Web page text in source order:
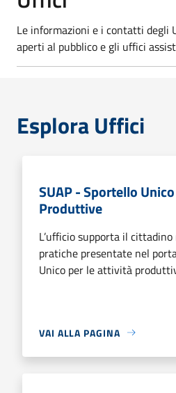
Le informazioni e i contatti degli
aperti al pubblico e gli uffici
Esplora Uffici
SUAP - Sportello
Produttive
L’ufficio supporta il
pratiche presentate nel
Unico per le attività
VAI ALLA PAGINA